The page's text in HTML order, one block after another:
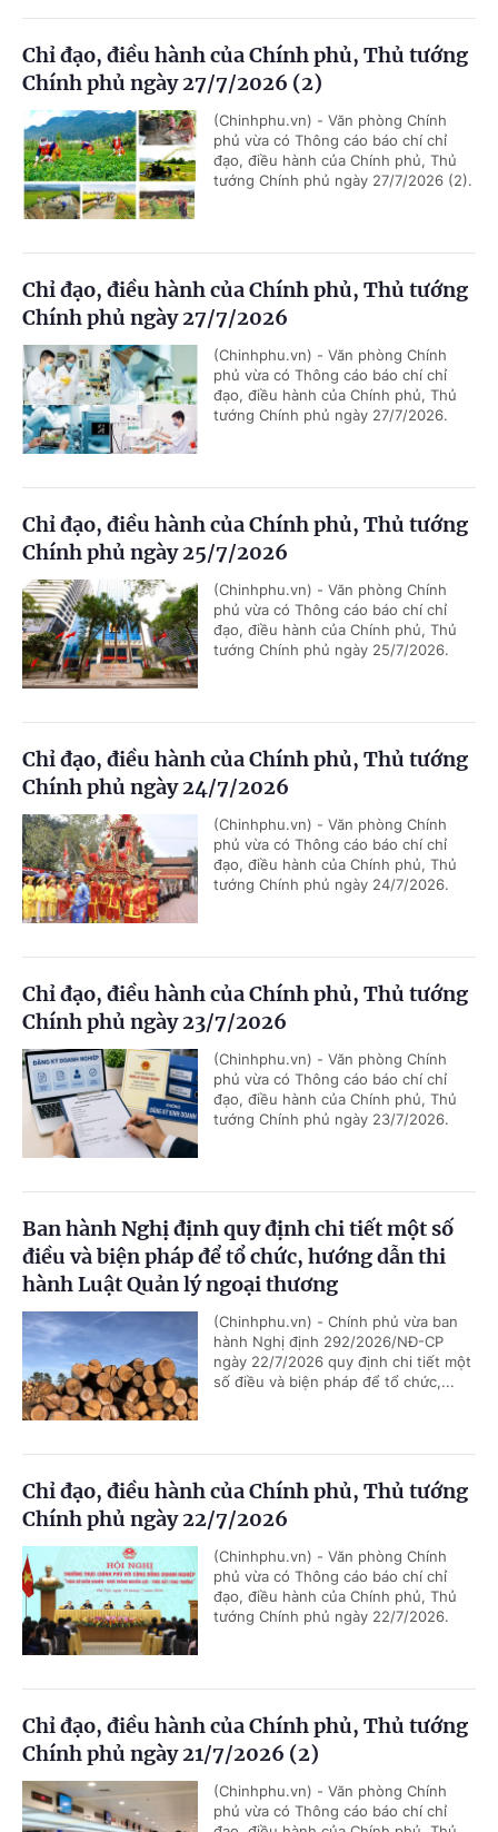
Chỉ đạo, điều hành của Chính phủ, Thủ tướng
Chính phủ ngày 27/7/2026 (2)
(Chinhphu.vn) - Văn phòng Chính
phủ vừa có Thông cáo báo chí chỉ
đạo, điều hành của Chính phủ, Thủ
tướng Chính phủ ngày 27/7/2026 (2).
Chỉ đạo, điều hành của Chính phủ, Thủ tướng
Chính phủ ngày 27/7/2026
(Chinhphu.vn) - Văn phòng Chính
phủ vừa có Thông cáo báo chí chỉ
đạo, điều hành của Chính phủ, Thủ
tướng Chính phủ ngày 27/7/2026.
Chỉ đạo, điều hành của Chính phủ, Thủ tướng
Chính phủ ngày 25/7/2026
(Chinhphu.vn) - Văn phòng Chính
phủ vừa có Thông cáo báo chí chỉ
đạo, điều hành của Chính phủ, Thủ
tướng Chính phủ ngày 25/7/2026.
Chỉ đạo, điều hành của Chính phủ, Thủ tướng
Chính phủ ngày 24/7/2026
(Chinhphu.vn) - Văn phòng Chính
phủ vừa có Thông cáo báo chí chỉ
đạo, điều hành của Chính phủ, Thủ
tướng Chính phủ ngày 24/7/2026.
Chỉ đạo, điều hành của Chính phủ, Thủ tướng
Chính phủ ngày 23/7/2026
(Chinhphu.vn) - Văn phòng Chính
phủ vừa có Thông cáo báo chí chỉ
đạo, điều hành của Chính phủ, Thủ
tướng Chính phủ ngày 23/7/2026.
Ban hành Nghị định quy định chi tiết một số
điều và biện pháp để tổ chức, hướng dẫn thi
hành Luật Quản lý ngoại thương
(Chinhphu.vn) - Chính phủ vừa ban
hành Nghị định 292/2026/NĐ-CP
ngày 22/7/2026 quy định chi tiết một
số điều và biện pháp để tổ chức,...
Chỉ đạo, điều hành của Chính phủ, Thủ tướng
Chính phủ ngày 22/7/2026
(Chinhphu.vn) - Văn phòng Chính
phủ vừa có Thông cáo báo chí chỉ
đạo, điều hành của Chính phủ, Thủ
tướng Chính phủ ngày 22/7/2026.
Chỉ đạo, điều hành của Chính phủ, Thủ tướng
Chính phủ ngày 21/7/2026 (2)
(Chinhphu.vn) - Văn phòng Chính
phủ vừa có Thông cáo báo chí chỉ